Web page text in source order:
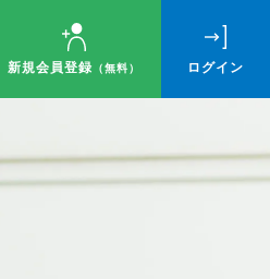
新規会員登録 （無料） ログイン